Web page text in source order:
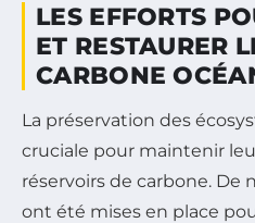
LES EFFORTS
ET RESTAURER
CARBONE
La préservation des
cruciale pour maintenir
réservoirs de carbone. De
ont été mises en place